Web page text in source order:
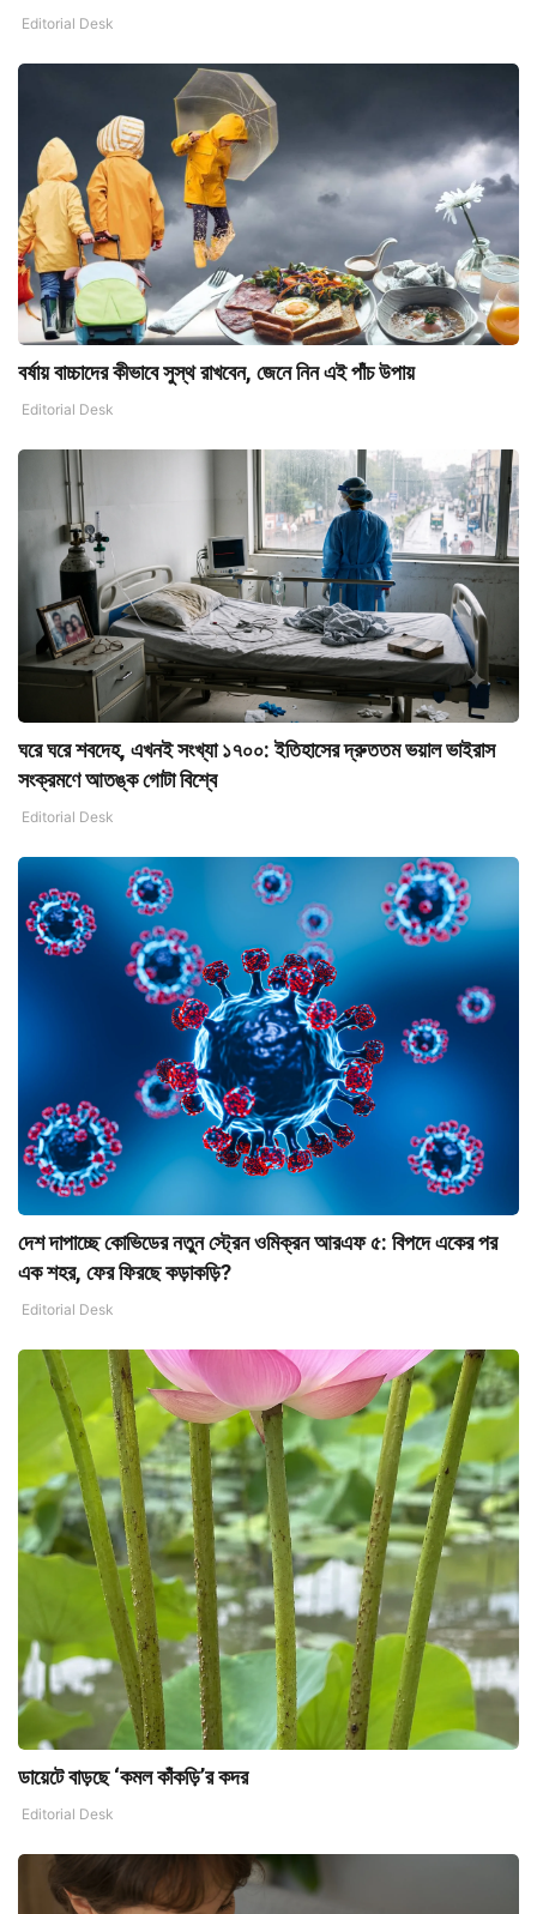
Editorial Desk
বর্ষায় বাচ্চাদের কীভাবে সুস্থ রাখবেন, জেনে নিন এই পাঁচ উপায়
Editorial Desk
ঘরে ঘরে শবদেহ, এখনই সংখ্যা ১৭০০: ইতিহাসের দ্রুততম ভয়াল ভাইরাস
সংক্রমণে আতঙ্ক গোটা বিশ্বে
Editorial Desk
দেশ দাপাচ্ছে কোভিডের নতুন স্ট্রেন ওমিক্রন আরএফ ৫: বিপদে একের পর
এক শহর, ফের ফিরছে কড়াকড়ি?
Editorial Desk
ডায়েটে বাড়ছে ‘কমল কাঁকড়ি’র কদর
Editorial Desk